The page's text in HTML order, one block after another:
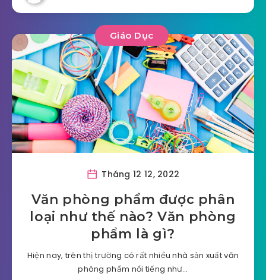
Giáo Dục
Tháng 12 12, 2022
Văn phòng phẩm được phân
loại như thế nào? Văn phòng
phẩm là gì?
Hiện nay, trên thị trường có rất nhiều nhà sản xuất văn
phòng phẩm nổi tiếng như…